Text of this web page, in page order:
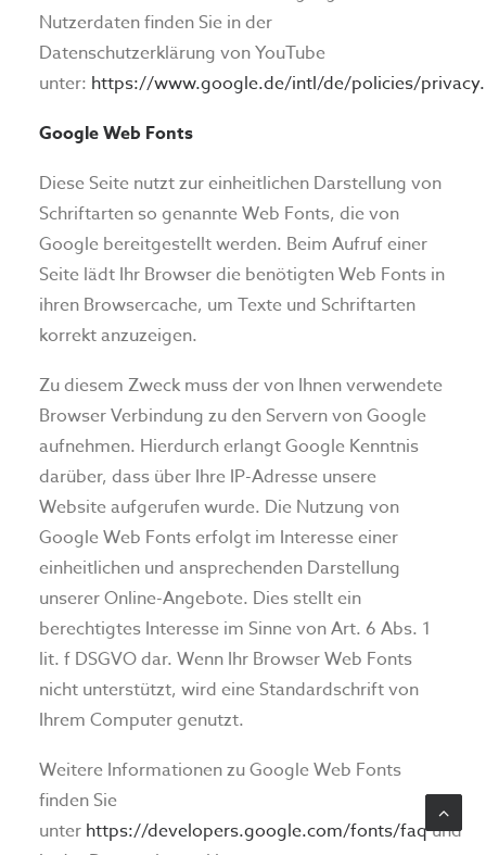
Nutzerdaten finden Sie in der
Datenschutzerklärung von YouTube
unter: https://www.google.de/intl/de/policies/privacy.
Google Web Fonts
Diese Seite nutzt zur einheitlichen Darstellung von
Schriftarten so genannte Web Fonts, die von
Google bereitgestellt werden. Beim Aufruf einer
Seite lädt Ihr Browser die benötigten Web Fonts in
ihren Browsercache, um Texte und Schriftarten
korrekt anzuzeigen.
Zu diesem Zweck muss der von Ihnen verwendete
Browser Verbindung zu den Servern von Google
aufnehmen. Hierdurch erlangt Google Kenntnis
darüber, dass über Ihre IP-Adresse unsere
Website aufgerufen wurde. Die Nutzung von
Google Web Fonts erfolgt im Interesse einer
einheitlichen und ansprechenden Darstellung
unserer Online-Angebote. Dies stellt ein
berechtigtes Interesse im Sinne von Art. 6 Abs. 1
lit. f DSGVO dar. Wenn Ihr Browser Web Fonts
nicht unterstützt, wird eine Standardschrift von
Ihrem Computer genutzt.
Weitere Informationen zu Google Web Fonts
finden Sie
unter https://developers.google.com/fonts/faqund